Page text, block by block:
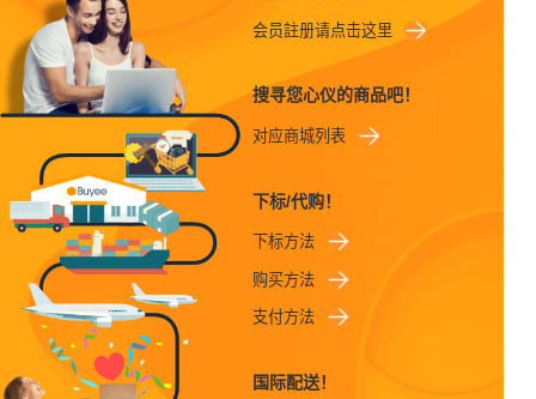
会员註册请点击这里
搜寻您心仪的商品吧！
对应商城列表
下标/代购！
下标方法
购买方法
支付方法
国际配送！